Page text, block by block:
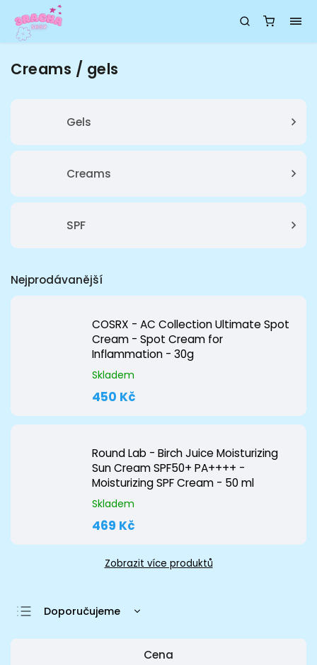
Creams / gels
Gels
Creams
SPF
Nejprodávanější
COSRX - AC Collection Ultimate Spot
Cream - Spot Cream for
Inflammation - 30g
Skladem
450 Kč
Round Lab - Birch Juice Moisturizing
Sun Cream SPF50+ PA++++ -
Moisturizing SPF Cream - 50 ml
Skladem
469 Kč
Zobrazit více produktů
Doporučujeme
Cena